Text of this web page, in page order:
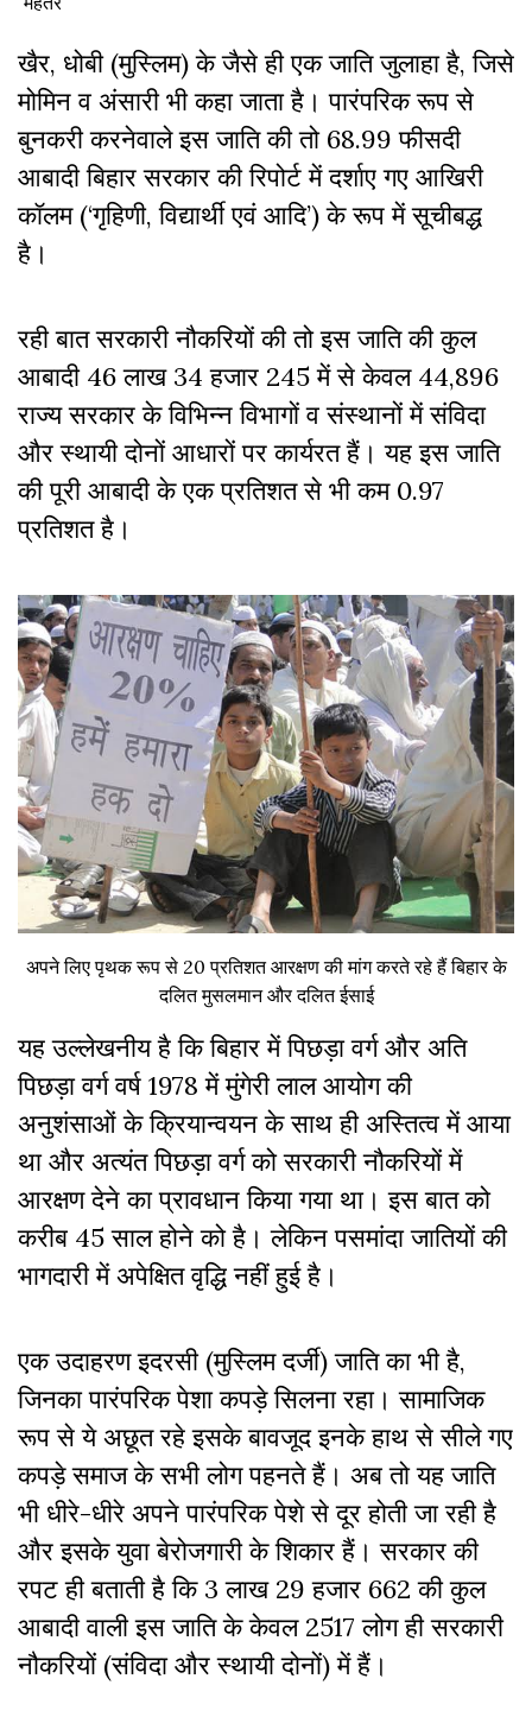
खैर, धोबी (मुस्लिम) के जैसे ही एक जाति जुलाहा है, जिसे
मोमिन व अंसारी भी कहा जाता है। पारंपरिक रूप से
बुनकरी करनेवाले इस जाति की तो 68.99 फीसदी
आबादी बिहार सरकार की रिपोर्ट में दर्शाए गए आखिरी
कॉलम (‘गृहिणी, विद्यार्थी एवं आदि’) के रूप में सूचीबद्ध
है।
रही बात सरकारी नौकरियों की तो इस जाति की कुल
आबादी 46 लाख 34 हजार 245 में से केवल 44,896
राज्य सरकार के विभिन्न विभागों व संस्थानों में संविदा
और स्थायी दोनों आधारों पर कार्यरत हैं। यह इस जाति
की पूरी आबादी के एक प्रतिशत से भी कम 0.97
प्रतिशत है।
अपने लिए पृथक रूप से 20 प्रतिशत आरक्षण की मांग करते रहे हैं बिहार के
दलित मुसलमान और दलित ईसाई
यह उल्लेखनीय है कि बिहार में पिछड़ा वर्ग और अति
पिछड़ा वर्ग वर्ष 1978 में मुंगेरी लाल आयोग की
अनुशंसाओं के क्रियान्वयन के साथ ही अस्तित्व में आया
था और अत्यंत पिछड़ा वर्ग को सरकारी नौकरियों में
आरक्षण देने का प्रावधान किया गया था। इस बात को
करीब 45 साल होने को है। लेकिन पसमांदा जातियों की
भागदारी में अपेक्षित वृद्धि नहीं हुई है।
एक उदाहरण इदरसी (मुस्लिम दर्जी) जाति का भी है,
जिनका पारंपरिक पेशा कपड़े सिलना रहा। सामाजिक
रूप से ये अछूत रहे इसके बावजूद इनके हाथ से सीले गए
कपड़े समाज के सभी लोग पहनते हैं। अब तो यह जाति
भी धीरे-धीरे अपने पारंपरिक पेशे से दूर होती जा रही है
और इसके युवा बेरोजगारी के शिकार हैं। सरकार की
रपट ही बताती है कि 3 लाख 29 हजार 662 की कुल
आबादी वाली इस जाति के केवल 2517 लोग ही सरकारी
नौकरियों (संविदा और स्थायी दोनों) में हैं।